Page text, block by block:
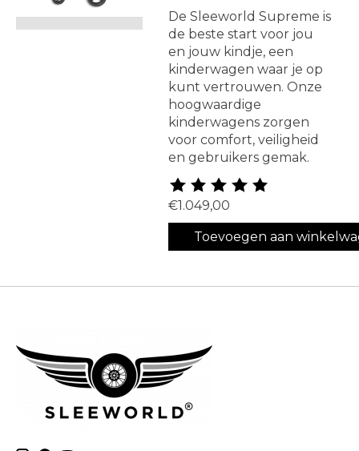
De Sleeworld Supreme is
de beste start voor jou
en jouw kindje, een
kinderwagen waar je op
kunt vertrouwen. Onze
hoogwaardige
kinderwagens zorgen
voor comfort, veiligheid
en gebruikers gemak.
De beoordeling van dit
€1.049,00
Toevoegen aan